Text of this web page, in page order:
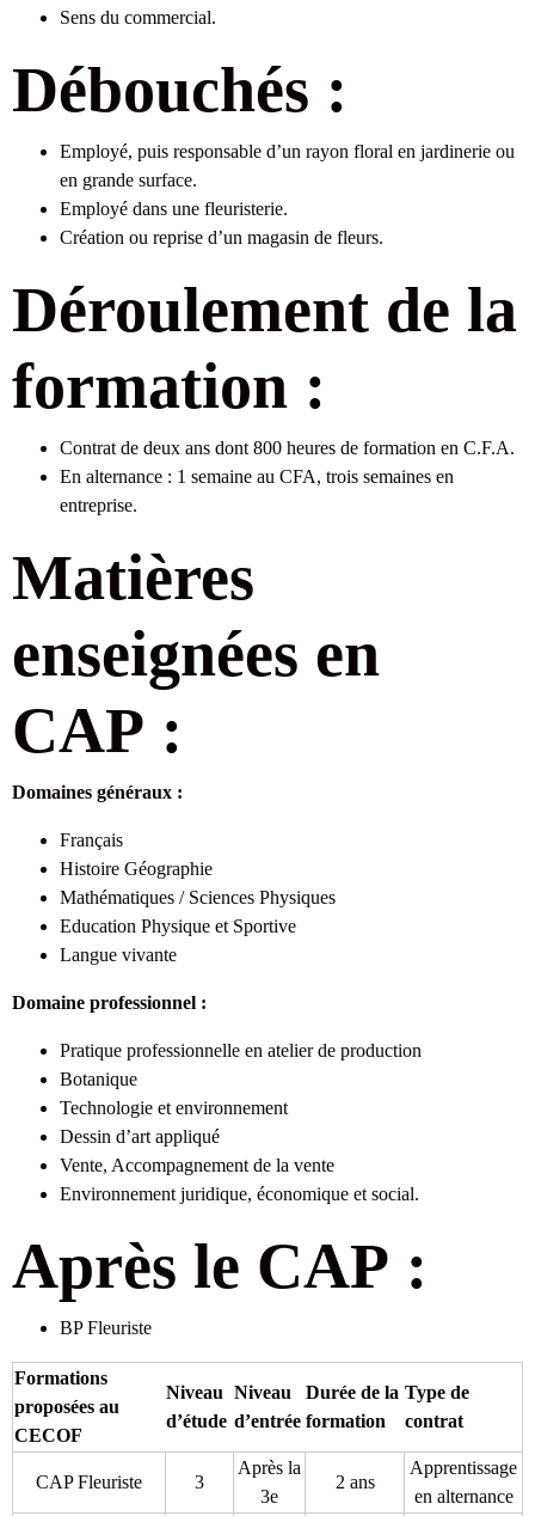
Sens du commercial.
Débouchés :
Employé, puis responsable d’un rayon floral en jardinerie ou
en grande surface.
Employé dans une fleuristerie.
Création ou reprise d’un magasin de fleurs.
Déroulement de la
formation :
Contrat de deux ans dont 800 heures de formation en C.F.A.
En alternance : 1 semaine au CFA, trois semaines en
entreprise.
Matières
enseignées en
CAP :
Domaines généraux :
Français
Histoire Géographie
Mathématiques / Sciences Physiques
Education Physique et Sportive
Langue vivante
Domaine professionnel :
Pratique professionnelle en atelier de production
Botanique
Technologie et environnement
Dessin d’art appliqué
Vente, Accompagnement de la vente
Environnement juridique, économique et social.
Après le CAP :
BP Fleuriste
Formations
proposées au
CECOF
Niveau
d’étude
Niveau
d’entrée
Durée de la
formation
Type de
contrat
CAP Fleuriste 3
Après la
3e
2 ans
Apprentissage
en alternance